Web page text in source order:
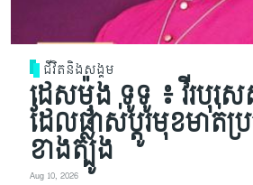
ជីវិតនិងសង្គម
ដេសម៉ុង ទូទូ ៖ វីរបុរស
ដែលផ្លាស់ប្តូរ​មុខមាត់​ប្
ខាងត្បូង
Aug 10, 2026